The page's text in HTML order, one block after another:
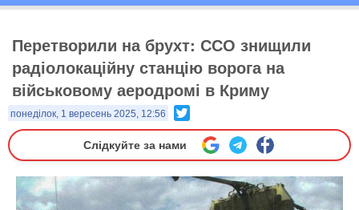
Перетворили на брухт: ССО знищили
радіолокаційну станцію ворога на
військовому аеродромі в Криму
понеділок, 1 вересень 2025, 12:56
Слідкуйте за нами